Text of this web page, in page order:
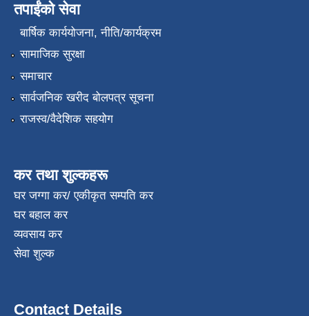
तपाईंको सेवा
बार्षिक कार्ययोजना, नीति/कार्यक्रम
सामाजिक सुरक्षा
समाचार
सार्वजनिक खरीद बोलपत्र सूचना
राजस्व/वैदेशिक सहयोग
कर तथा शुल्कहरू
घर जग्गा कर/ एकीकृत सम्पति कर
घर बहाल कर
व्यवसाय कर
सेवा शुल्क
Contact Details